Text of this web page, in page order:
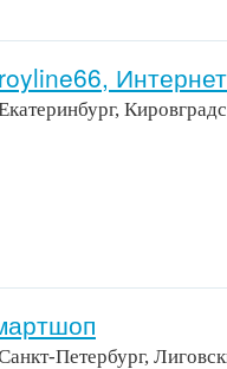
Петербург,